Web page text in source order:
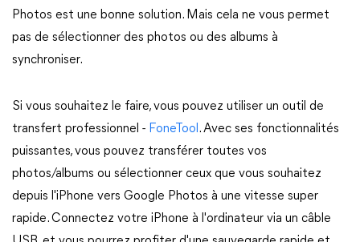
Photos est une bonne solution. Mais cela ne vous permet
pas de sélectionner des photos ou des albums à
synchroniser.
Si vous souhaitez le faire, vous pouvez utiliser un outil de
transfert professionnel - FoneTool . Avec ses fonctionnalités
puissantes, vous pouvez transférer toutes vos
photos/albums ou sélectionner ceux que vous souhaitez
depuis l'iPhone vers Google Photos à une vitesse super
rapide. Connectez votre iPhone à l'ordinateur via un câble